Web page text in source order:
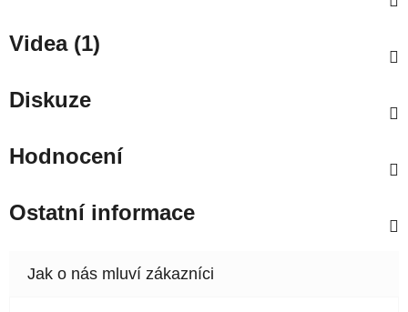
Videa (1)
Diskuze
Hodnocení
Ostatní informace